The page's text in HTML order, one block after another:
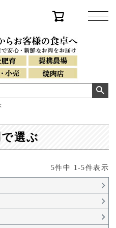
選ぶ
5件中 1 -5件表示